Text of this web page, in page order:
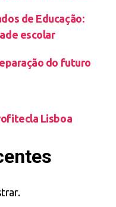
de Educação:
escolar
do futuro
Lisboa